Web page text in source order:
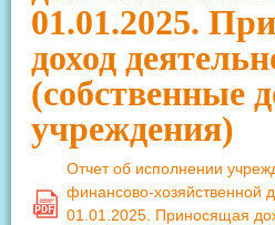
01.01.2025.
доход
(собственные
учреждения)
PDF
Отчет об исполнении
финансово-хозяйственной
01.01.2025. Приносящая